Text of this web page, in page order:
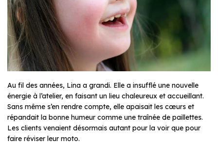
Au fil des années, Lina a grandi. Elle a insufflé une nouvelle
énergie à l’atelier, en faisant un lieu chaleureux et accueillant.
Sans même s’en rendre compte, elle apaisait les cœurs et
répandait la bonne humeur comme une traînée de paillettes.
Les clients venaient désormais autant pour la voir que pour
faire réviser leur moto.